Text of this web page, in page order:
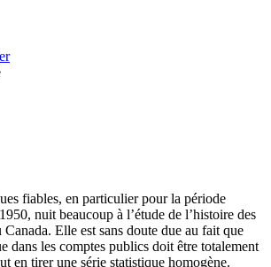
fiables, en particulier pour la période
nuit beaucoup à l’étude de l’histoire des
Elle est sans doute due au fait que
dans les comptes publics doit être totalement
en tirer une série statistique homogène.